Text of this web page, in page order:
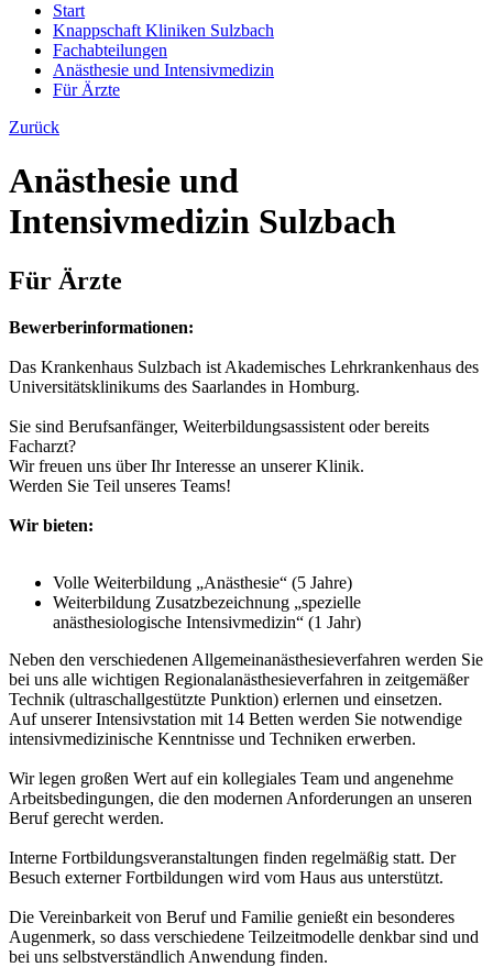
Start
Knappschaft Kliniken Sulzbach
Fachabteilungen
Anästhesie und Intensivmedizin
Für Ärzte
Zurück
Anästhesie und
Intensivmedizin Sulzbach
Für Ärzte
Bewerberinformationen:
Das Krankenhaus Sulzbach ist Akademisches Lehrkrankenhaus des
Universitätsklinikums des Saarlandes in Homburg.
Sie sind Berufsanfänger, Weiterbildungsassistent oder bereits
Facharzt?
Wir freuen uns über Ihr Interesse an unserer Klinik.
Werden Sie Teil unseres Teams!
Wir bieten:
Volle Weiterbildung „Anästhesie“ (5 Jahre)
Weiterbildung Zusatzbezeichnung „spezielle
anästhesiologische Intensivmedizin“ (1 Jahr)
Neben den verschiedenen Allgemeinanästhesieverfahren werden Sie
bei uns alle wichtigen Regionalanästhesieverfahren in zeitgemäßer
Technik (ultraschallgestützte Punktion) erlernen und einsetzen.
Auf unserer Intensivstation mit 14 Betten werden Sie notwendige
intensivmedizinische Kenntnisse und Techniken erwerben.
Wir legen großen Wert auf ein kollegiales Team und angenehme
Arbeitsbedingungen, die den modernen Anforderungen an unseren
Beruf gerecht werden.
Interne Fortbildungsveranstaltungen finden regelmäßig statt. Der
Besuch externer Fortbildungen wird vom Haus aus unterstützt.
Die Vereinbarkeit von Beruf und Familie genießt ein besonderes
Augenmerk, so dass verschiedene Teilzeitmodelle denkbar sind und
bei uns selbstverständlich Anwendung finden.